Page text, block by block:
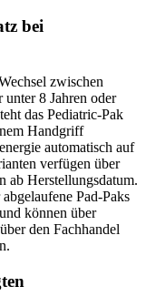
bei
zwischen
8 Jahren oder
das Pediatric-Pak
Handgriff
automatisch auf
verfügen über
ab Herstellungsdatum.
Pad-Paks
können über
den Fachhandel